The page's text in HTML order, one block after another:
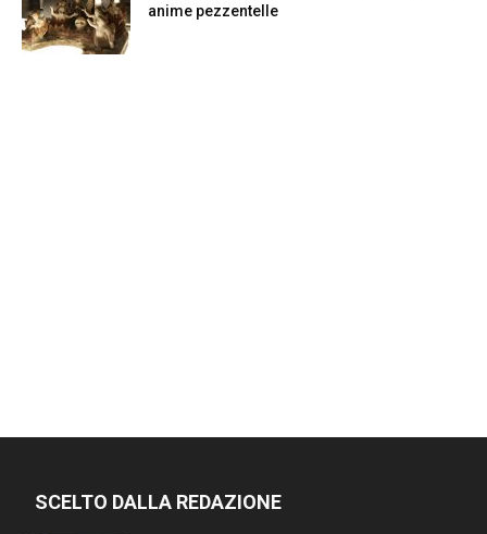
anime pezzentelle
SCELTO DALLA REDAZIONE